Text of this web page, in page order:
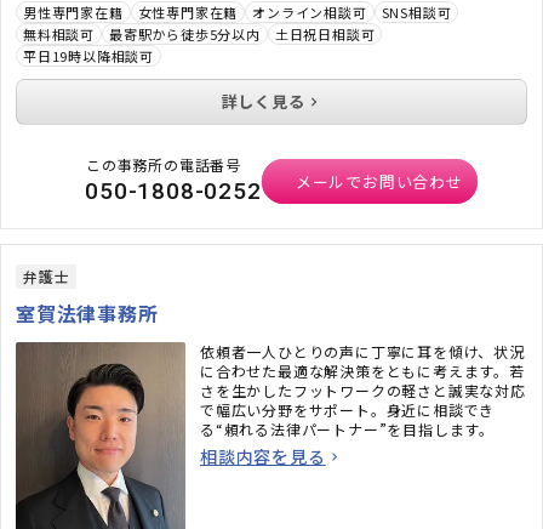
男性専門家在籍 女性専門家在籍 オンライン相談可
SNS相談可
無料相談可
最寄駅から徒歩5分以内
土日祝日相談可
平日19時以降相談可
詳しく見る
この事務所の電話番号
050-1808-0252 メールでお問い合わせ
弁護士
室賀法律事務所
依頼者一人ひとりの声に丁寧に耳を傾け、状況
に合わせた最適な解決策をともに考えます。若
さを生かしたフットワークの軽さと誠実な対応
で幅広い分野をサポート。身近に相談でき
る“頼れる法律パートナー”を目指します。
相談内容を見る